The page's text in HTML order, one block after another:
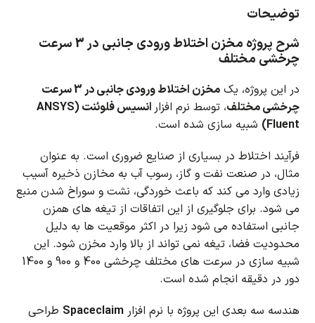
توضیحات
شرح پروژه مخزن اختلاط ورودی جانبی در 3 سرعت
چرخشی مختلف
در این پروژه، یک
مخزن اختلاط ورودی جانبی در 3 سرعت
چرخشی مختلف، توسط نرم افزار
انسیس فلوئنت (ANSYS
Fluent) شبیه سازی شده است.
فرآیند اختلاط در بسیاری از صنایع ضروری است. به عنوان
مثال، در صنعت نفت و گاز، رسوب آب به مخازن ذخیره آسیب
زیادی وارد می کند که باعث خوردگی، نشت و سوراخ شدن منبع
می شود. برای جلوگیری از این اتفاقات از تیغه های همزن
جانبی استفاده می شود زیرا در اکثر موقعیت ها به دلیل
محدودیت فضا، تیغه نمی تواند از بالا وارد مخزن شود. این
شبیه سازی در سرعت های مختلف چرخشی 400 و 900 و 1400
دور در دقیقه انجام شده است.
هندسه سه بعدی این پروژه با نرم افزارSpaceclaim طراحی